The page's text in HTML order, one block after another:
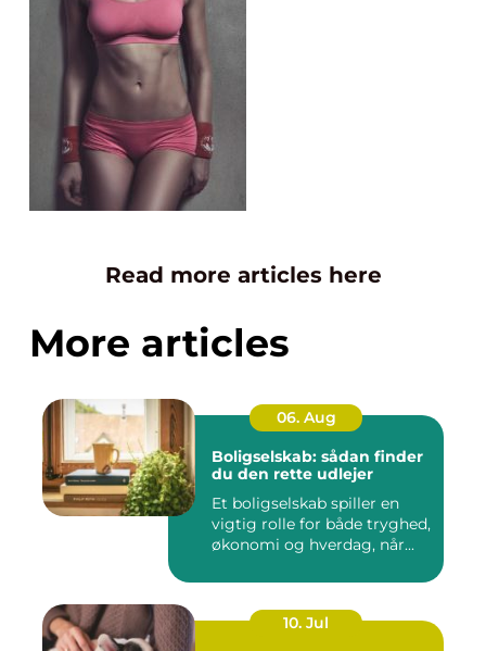
Read more articles here
More articles
06. Aug
Boligselskab: sådan finder
du den rette udlejer
Et boligselskab spiller en
vigtig rolle for både tryghed,
økonomi og hverdag, når...
10. Jul